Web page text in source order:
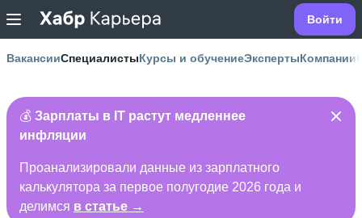
Войти
ВакансииСпециалистыКурсы и обучениеЭкспертыКомпании
💰 Зарплаты в IT растут медленнее
инфляции
Проанализировали данные из зарплатного
калькулятора за первое полугодие 2026 года и
делимся в статье →